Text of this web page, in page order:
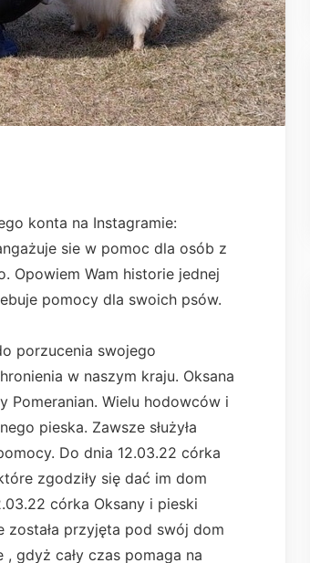
konta na Instagramie:
sie w pomoc dla osób z
Opowiem Wam historie jednej
pomocy dla swoich psów.
porzucenia swojego
w naszym kraju. Oksana
Wielu hodowców i
pieska. Zawsze służyła
Do dnia 12.03.22 córka
zgodziły się dać im dom
córka Oksany i pieski
przyjęta pod swój dom
gdyż cały czas pomaga na